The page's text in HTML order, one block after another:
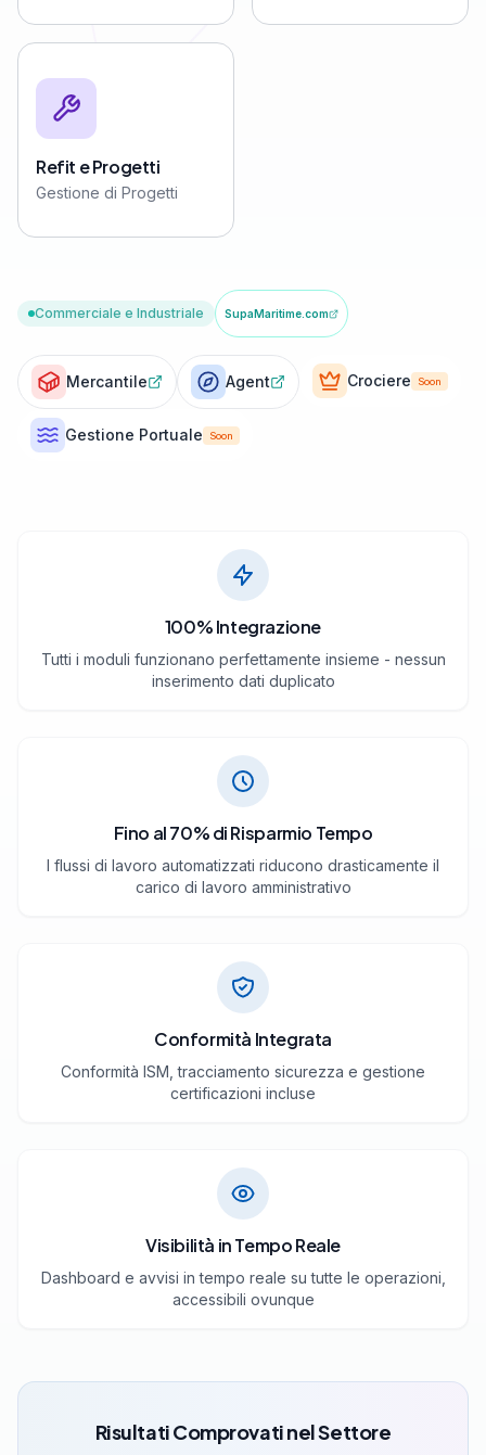
Refit e Progetti
Gestione di Progetti
Commerciale e Industriale SupaMaritime.com
Mercantile Agent Crociere Soon
Gestione Portuale Soon
100% Integrazione
Tutti i moduli funzionano perfettamente insieme - nessun
inserimento dati duplicato
Fino al 70% di Risparmio Tempo
I flussi di lavoro automatizzati riducono drasticamente il
carico di lavoro amministrativo
Conformità Integrata
Conformità ISM, tracciamento sicurezza e gestione
certificazioni incluse
Visibilità in Tempo Reale
Dashboard e avvisi in tempo reale su tutte le operazioni,
accessibili ovunque
Risultati Comprovati nel Settore